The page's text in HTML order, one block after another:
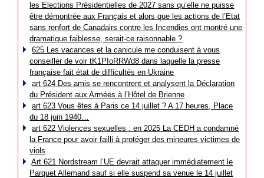
les Elections Présidentielles de 2027 sans qu’elle ne puisse
être démontrée aux Français et alors que les actions de l’Etat
sans renfort de Canadairs contre les Incendies ont montré une
dramatique faiblesse, serait-ce raisonnable ?
625 Les vacances et la canicule me conduisent à vous
conseiller de voir tK1PIoRRWd8 dans laquelle la presse
française fait état de difficultés en Ukraine
art 624 Des amis se rencontrent et analysent la Déclaration
du Président aux Armées à l’Hôtel de Brienne
art 623 Vous êtes à Paris ce 14 juillet ? A 17 heures, Place
du 18 juin 1940…
art 622 Violences sexuelles : en 2025 La CEDH a condamné
la France pour avoir failli à protéger des mineures victimes de
viols
Art 621 Nordstream l’UE devrait attaquer immédiatement le
Parquet Allemand sauf si elle suspend sa venue le 14 juillet